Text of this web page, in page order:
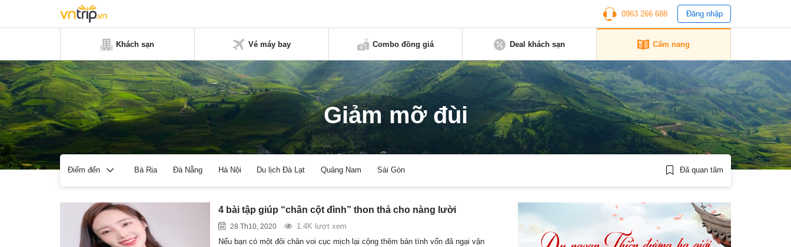
0963 266 688 Đăng nhập
Khách sạn Vé máy bay Combo đồng giá Deal khách sạn Cẩm nang
Giảm mỡ đùi
Điểm đến Bà Rịa Đà Nẵng Hà Nội Du lịch Đà Lạt Quảng Nam Sài Gòn Đã quan tâm
4 bài tập giúp “chân cột đình” thon thả cho nàng lười
28 Th10, 2020
1.4K lượt xem
Nếu bạn có một đôi chân voi cục mịch lại cộng thêm bản tính vốn đã ngại vận